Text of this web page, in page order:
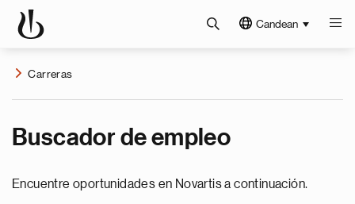
Candean
Carreras
Buscador de empleo
Encuentre oportunidades en Novartis a continuación.